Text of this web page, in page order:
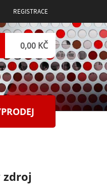
REGISTRACE
0,00 KČ
zdroj